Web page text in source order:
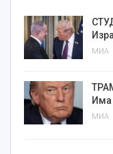
МИА
Има
МИА